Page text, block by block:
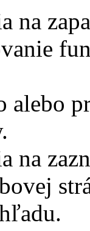
na
alebo
na